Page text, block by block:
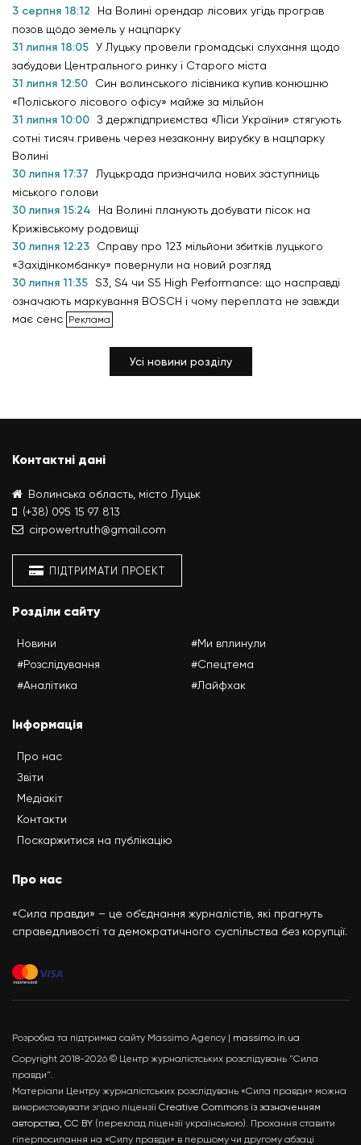
3 серпня 18:12
На Волині орендар лісових угідь програв
позов щодо земель у нацпарку
31 липня 18:05 У Луцьку провели громадські слухання щодо
забудови Центрального ринку і Старого міста
31 липня 12:50
Син волинського лісівника купив конюшню
«Поліського лісового офісу» майже за мільйон
31 липня 10:00 З держпідприємства «Ліси України» стягують
сотні тисяч гривень через незаконну вирубку в нацпарку
Волині
30 липня 17:37
Луцькрада призначила нових заступниць
міського голови
30 липня 15:24
На Волині планують добувати пісок на
Крижівському родовищі
30 липня 12:23
Справу про 123 мільйони збитків луцького
«Західінкомбанку» повернули на новий розгляд
30 липня 11:35 S3, S4 чи S5 High Performance: що насправді
означають маркування BOSCH і чому переплата не завжди
має сенс
Усі новини розділу
Контактні дані
Волинська область, місто Луцьк
(+38) 095 15 97 813
cirpowertruth@gmail.com
ПІДТРИМАТИ ПРОЕКТ
Розділи сайту
Новини
#Розслідування
#Аналітика
#Ми вплинули
#Спецтема
#Лайфхак
Інформація
Про нас
Звіти
Медіакіт
Контакти
Поскаржитися на публікацію
Про нас
«Сила правди» – це об’єднання журналістів, які прагнуть
справедливості та демократичного суспільства без корупції.
Розробка та підтримка сайту Massimo Agency | massimo.in.ua
Copyright 2018-2026 © Центр журналістських розслідувань "Сила
правди".
Матеріали Центру журналістських розслідувань «Сила правди» можна
використовувати згідно ліцензії Creative Commons із зазначенням
авторства, CC BY (переклад ліцензії українською). Прохання ставити
гіперпосилання на «Силу правди» в першому чи другому абзаці